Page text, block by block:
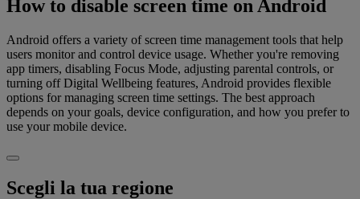
How to disable screen time on Android
Android offers a variety of screen time management tools that help
users monitor and control device usage. Whether you're removing
app timers, disabling Focus Mode, adjusting parental controls, or
turning off Digital Wellbeing features, Android provides flexible
options for managing screen time settings. The best approach
depends on your goals, device configuration, and how you prefer to
use your mobile device.
Scegli la tua regione